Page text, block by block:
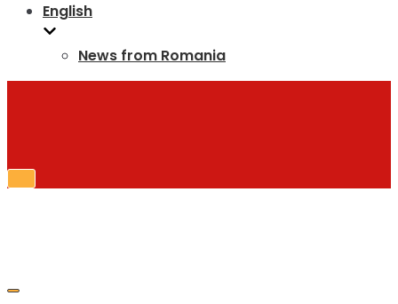
English
News from Romania
Toggle
Toggle